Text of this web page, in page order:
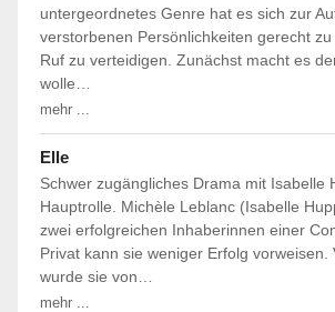
untergeordnetes Genre hat es sich zur
verstorbenen Persönlichkeiten gerecht
Ruf zu verteidigen. Zunächst macht es
wolle…
mehr ...
Elle
Schwer zugängliches Drama mit Isabelle
Hauptrolle. Michèle Leblanc (Isabelle
zwei erfolgreichen Inhaberinnen einer
Privat kann sie weniger Erfolg vorweisen.
wurde sie von…
mehr ...